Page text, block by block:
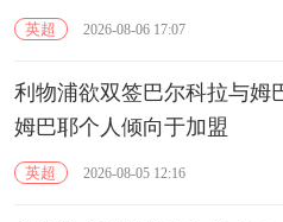
英超 2026-08-06 17:07
利物浦欲双签巴尔科拉与姆
‌姆巴耶个人倾向于加盟
英超 2026-08-05 12:16